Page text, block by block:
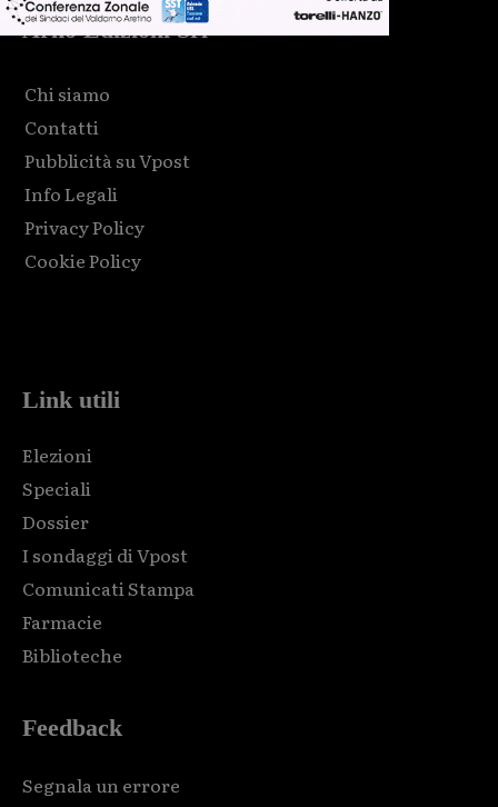
Arno Edizioni Srl
Chi siamo
Contatti
Pubblicità su Vpost
Info Legali
Privacy Policy
Cookie Policy
Link utili
Elezioni
Speciali
Dossier
I sondaggi di Vpost
Comunicati Stampa
Farmacie
Biblioteche
Feedback
Segnala un errore